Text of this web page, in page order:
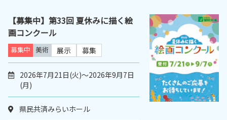
【募集中】第33回 夏休みに描く絵
画コンクール
募集中 美術 展示 募集
2026年7月21日(火)～2026年9月7日
(月)
県民共済みらいホール